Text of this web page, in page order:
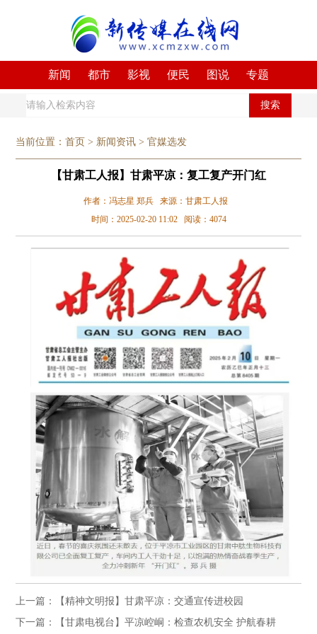
新闻 都市 影视 便民 图说 专题
搜索
当前位置：首页 > 新闻资讯 >官媒选发
【甘肃工人报】甘肃平凉：复工复产开门红
作者：冯志星 郑兵 来源：甘肃工人报
时间：2025-02-20 11:02 阅读：4074
上一篇：【精神文明报】甘肃平凉：交通宣传进校园
下一篇：【甘肃电视台】平凉崆峒：检查农机安全 护航春耕